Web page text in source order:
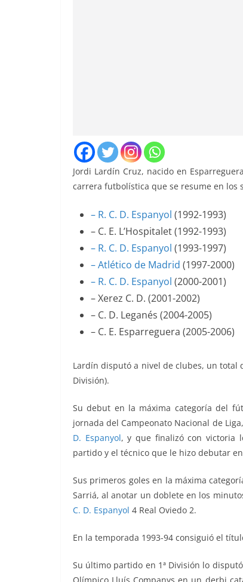
Jordi Lardín Cruz, nacido en
carrera futbolística que se resume en los
– R. C. D. Espanyol (1992-1993)
– C. E. L’Hospitalet (1992-1993)
– R. C. D. Espanyol (1993-1997)
– Atlético de Madrid (1997-2000)
– R. C. D. Espanyol (2000-2001)
– Xerez C. D. (2001-2002)
– C. D. Leganés (2004-2005)
– C. E. Esparreguera (2005-2006)
Lardín disputó a nivel de clubes, un total
División).
Su debut en la máxima categoría del
jornada del Campeonato Nacional de
D. Espanyol, y que finalizó con victoria
partido y el técnico que le hizo debutar
Sus primeros goles en la máxima
Sarriá, al anotar un doblete en los
C. D. Espanyol 4 Real Oviedo 2.
En la temporada 1993-94 consiguió el
Su último partido en 1ª División lo